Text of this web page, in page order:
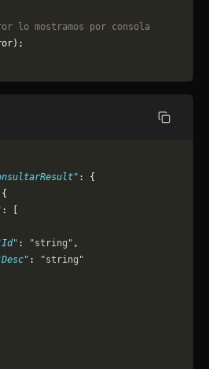
lo mostramos por consola
Copiar
: {
: [
: "string" ,
:
"string"